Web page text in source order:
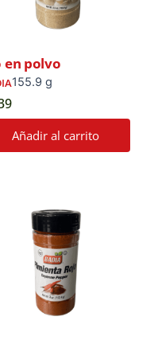
en polvo
155.9 g
Añadir al carrito